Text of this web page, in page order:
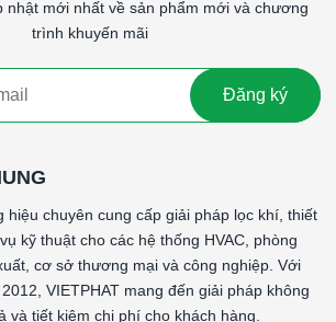
sở y tế.
là một giải pháp hiệu quả cho việc loại
cải thiện chất lượng không khí tổng thể
nhật mới nhất về sản phẩm mới và chương
trình khuyến mãi
Đăng ký
hiệu chuyên cung cấp giải pháp lọc khí, thiết
kỹ thuật cho các hệ thống HVAC, phòng
cơ sở thương mại và công nghiệp. Với
VIETPHAT mang đến giải pháp không
và tiết kiệm chi phí cho khách hàng.